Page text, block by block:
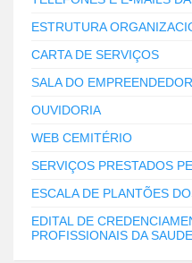
ESTRUTURA
CARTA DE SERVIÇOS
SALA DO EMPREENDEDOR
OUVIDORIA
WEB CEMITÉRIO
SERVIÇOS PRESTADOS
ESCALA DE PLANTÕES
EDITAL DE
PROFISSIONAIS DA SAUDE